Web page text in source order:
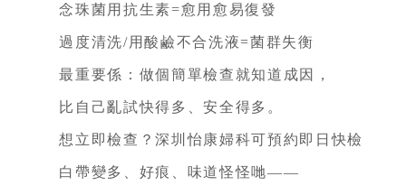
念珠菌用抗生素=愈用愈易復發
過度清洗/用酸鹼不合洗液=菌群失衡
最重要係：做個簡單檢查就知道成因，
比自己亂試快得多、安全得多。
想立即檢查？深圳怡康婦科可預約即日快檢
白帶變多、好痕、味道怪怪哋——